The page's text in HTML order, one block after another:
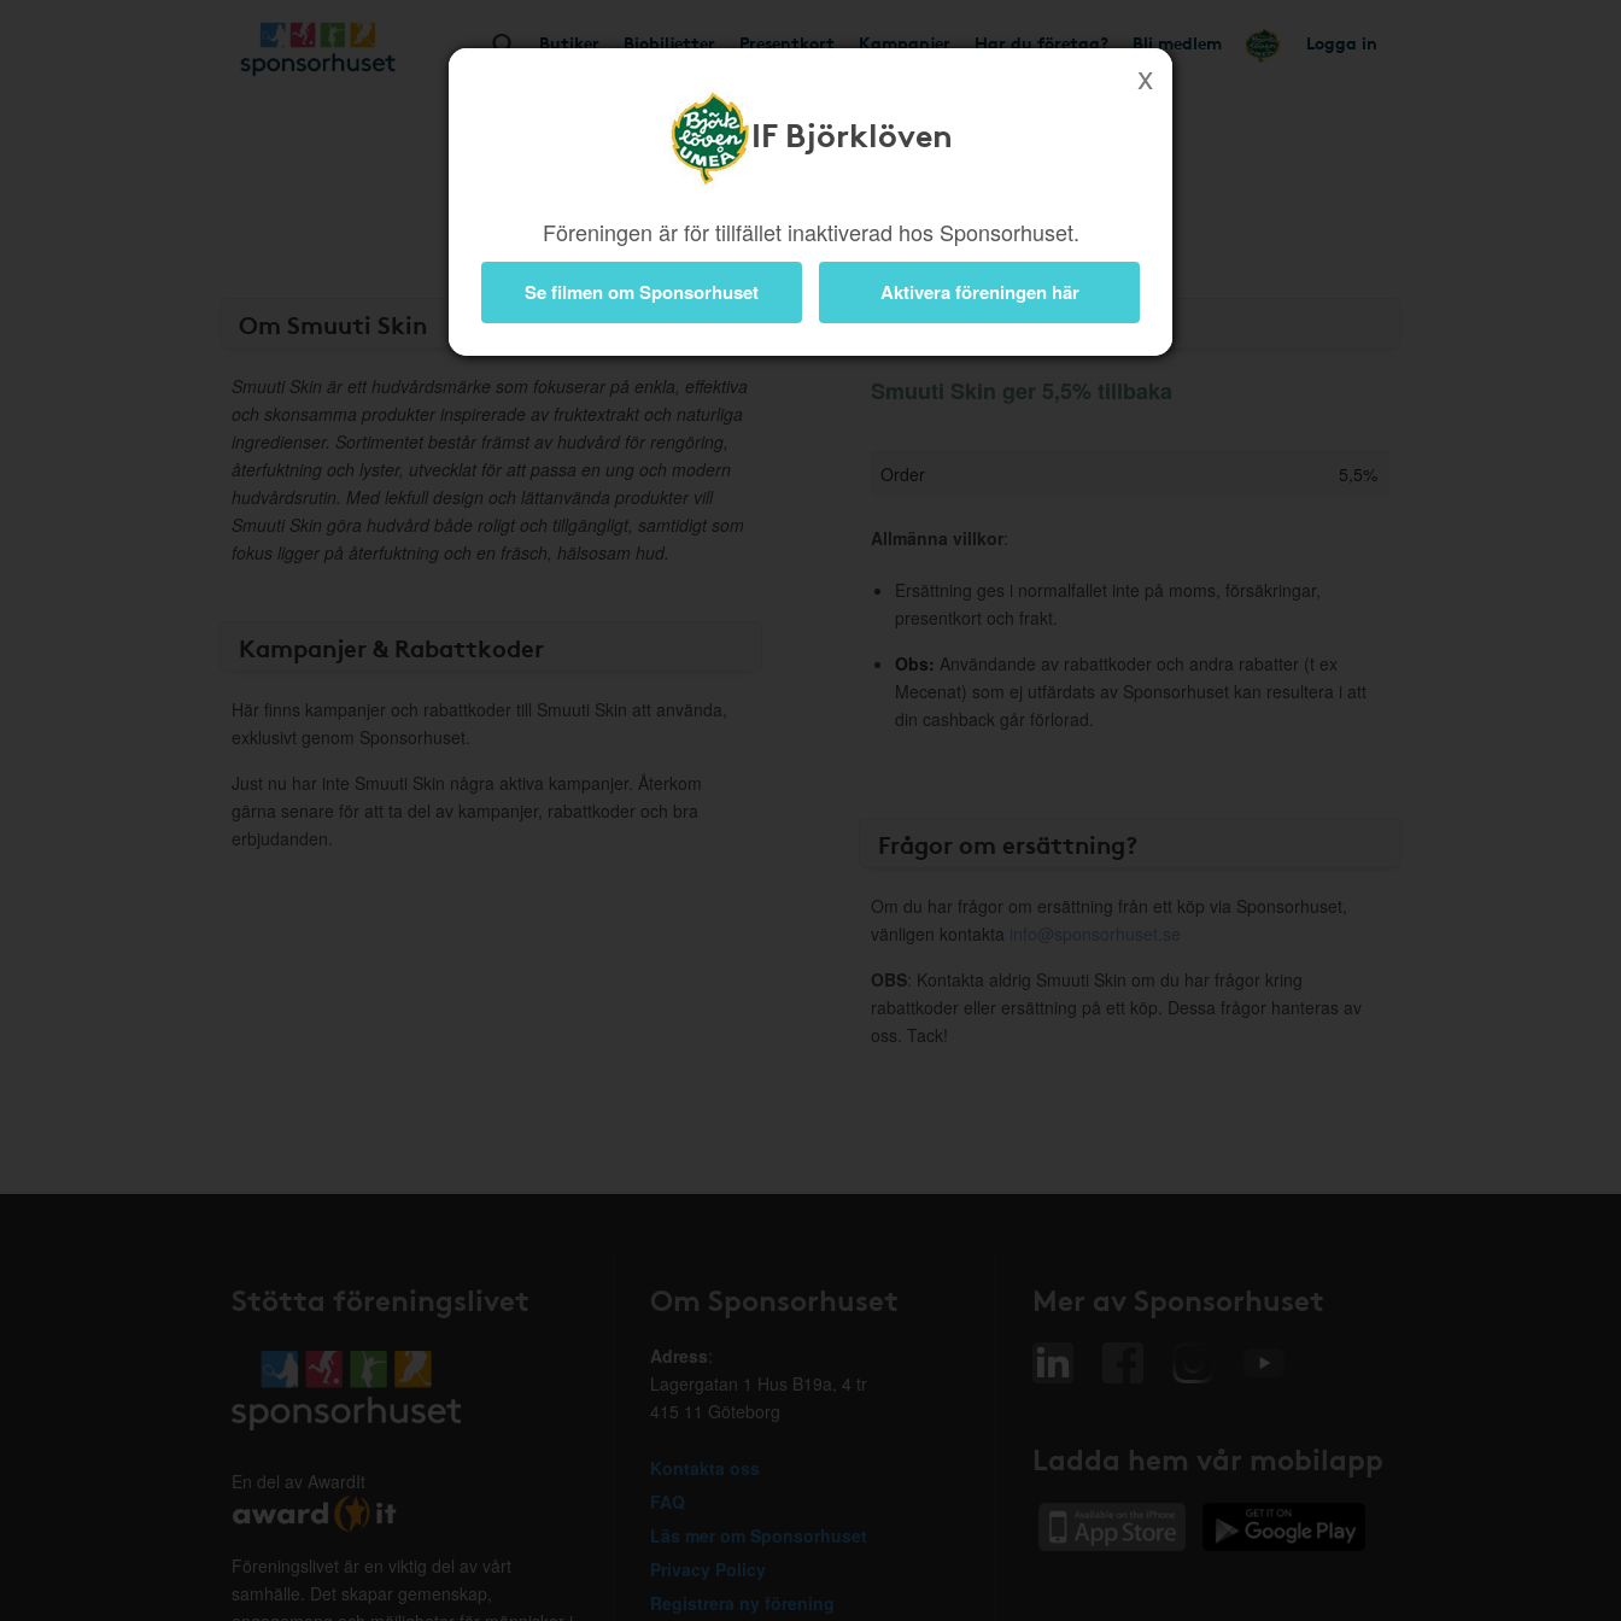
Butiker Biobiljetter Presentkort Kampanjer Har du företag? Bli medlem Logga in
IF Björklöven
Föreningen är för tillfället inaktiverad hos Sponsorhuset.
Se filmen om Sponsorhuset Aktivera föreningen här
Om Smuuti Skin
Smuuti Skin är ett hudvårdsmärke som fokuserar på enkla, effektiva
och skonsamma produkter inspirerade av fruktextrakt och naturliga
ingredienser. Sortimentet består främst av hudvård för rengöring,
återfuktning och lyster, utvecklat för att passa en ung och modern
hudvårdsrutin. Med lekfull design och lättanvända produkter vill
Smuuti Skin göra hudvård både roligt och tillgängligt, samtidigt som
fokus ligger på återfuktning och en fräsch, hälsosam hud.
Kampanjer & Rabattkoder
Här finns kampanjer och rabattkoder till Smuuti Skin att använda,
exklusivt genom Sponsorhuset.
Just nu har inte Smuuti Skin några aktiva kampanjer. Återkom
gärna senare för att ta del av kampanjer, rabattkoder och bra
erbjudanden.
Information
Smuuti Skin ger 5,5% tillbaka
Order 5,5%
Allmänna villkor:
Ersättning ges i normalfallet inte på moms, försäkringar,
presentkort och frakt.
Obs: Användande av rabattkoder och andra rabatter (t ex
Mecenat) som ej utfärdats av Sponsorhuset kan resultera i att
din cashback går förlorad.
Frågor om ersättning?
Om du har frågor om ersättning från ett köp via Sponsorhuset,
vänligen kontakta info@sponsorhuset.se
OBS: Kontakta aldrig Smuuti Skin om du har frågor kring
rabattkoder eller ersättning på ett köp. Dessa frågor hanteras av
oss. Tack!
Stötta föreningslivet
En del av AwardIt
Föreningslivet är en viktig del av vårt
samhälle. Det skapar gemenskap,
Om Sponsorhuset
Adress:
Lagergatan 1 Hus B19a, 4 tr
415 11 Göteborg
Kontakta oss
FAQ
Läs mer om Sponsorhuset
Privacy Policy
Registrera ny förening
Mer av Sponsorhuset
Ladda hem vår mobilapp